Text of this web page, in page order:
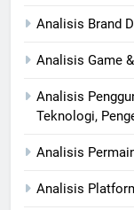
Analisis Brand
Analisis Game
Analisis
Teknologi,
Analisis
Analisis